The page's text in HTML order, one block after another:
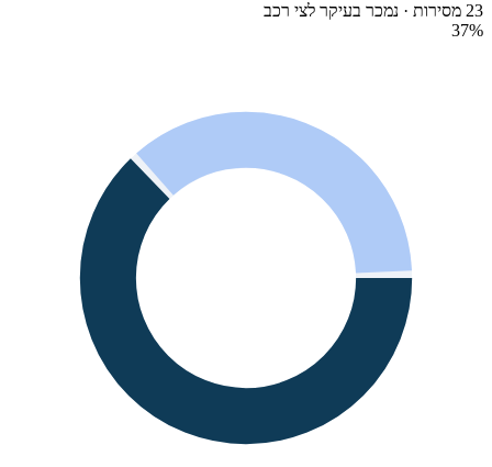
23 מסירות · נמכר בעיקר לצי רכב
37%